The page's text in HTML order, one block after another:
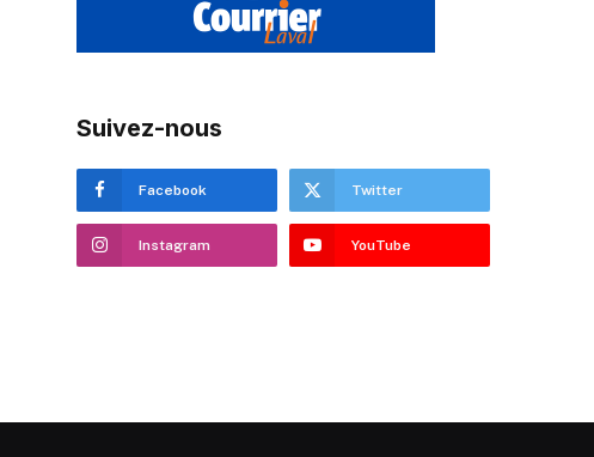
Suivez-nous
Facebook Twitter
Instagram YouTube